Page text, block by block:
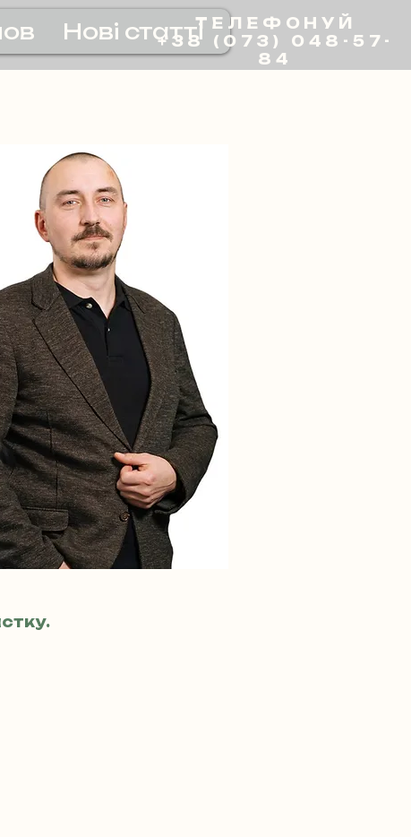
Нові статтіТЕЛЕФОНУЙ
+38 (073) 048-57-
84